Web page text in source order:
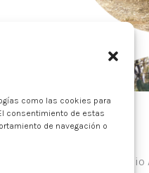
como las cookies para
consentimiento de estas
de navegación o
departamento de